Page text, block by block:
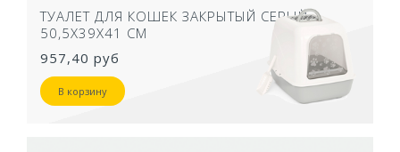
ТУАЛЕТ ДЛЯ КОШЕК ЗАКРЫТЫЙ СЕРЫЙ
50,5Х39Х41 СМ
957,40 руб
В корзину